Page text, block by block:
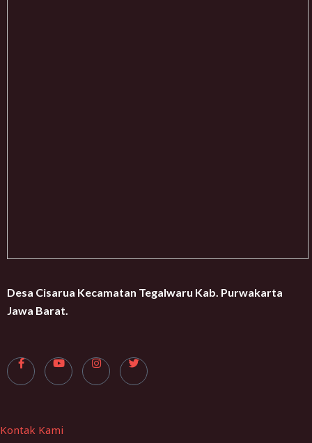
Desa Cisarua Kecamatan Tegalwaru Kab. Purwakarta
Jawa Barat.
Kontak Kami